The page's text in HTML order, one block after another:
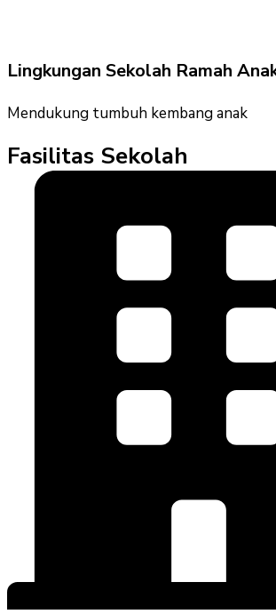
Lingkungan Sekolah Ramah
Mendukung tumbuh kembang anak
Fasilitas Sekolah